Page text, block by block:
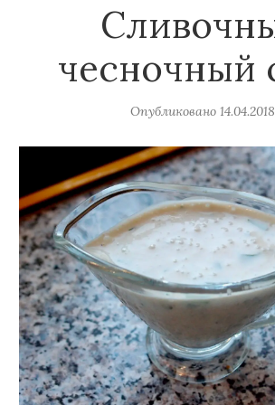
чесночный
Опубликовано 14.04.2018